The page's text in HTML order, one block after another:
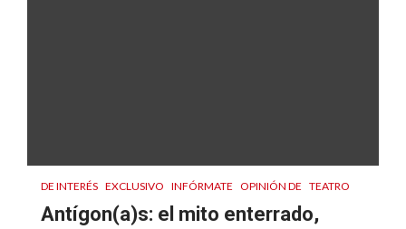
DE INTERÉS EXCLUSIVO INFÓRMATE OPINIÓN DE TEATRO
Antígon(a)s: el mito enterrado,